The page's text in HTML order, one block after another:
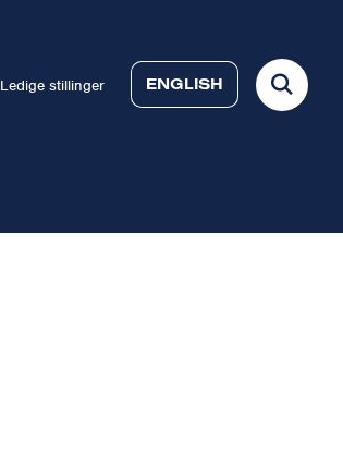
Ledige stillinger ENGLISH